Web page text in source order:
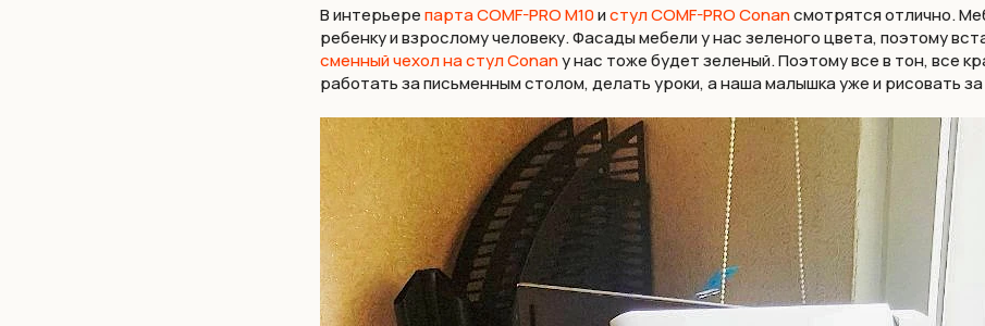
В интерьерепарта COMF-PRO M10истул COMF-PRO Conanсмотрятся отлично.
ребенку и взрослому человеку. Фасады мебели у нас зеленого цвета, поэтому
сменный чехол на стул Сonanу нас тоже будет зеленый. Поэтому все в тон, все
работать за письменным столом, делать уроки, а наша малышка уже и рисовать